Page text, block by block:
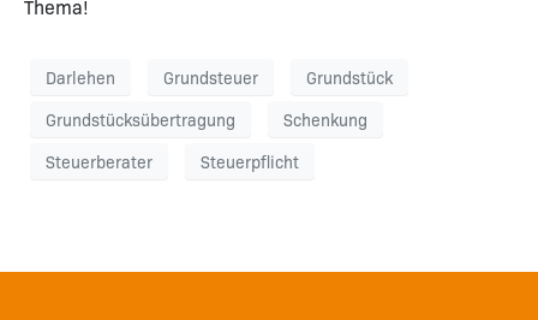
Thema!
Darlehen Grundsteuer
Grundstück
Grundstücksübertragung
Schenkung
Steuerberater
Steuerpflicht